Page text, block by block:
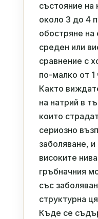
състояние на
около 3 до 4
обостряне на
среден или
сравнение с
по-малко от 1
Както
на натрий в
които
сериозно
заболяване,
високите
гръбначния
със
структурна
Къде се